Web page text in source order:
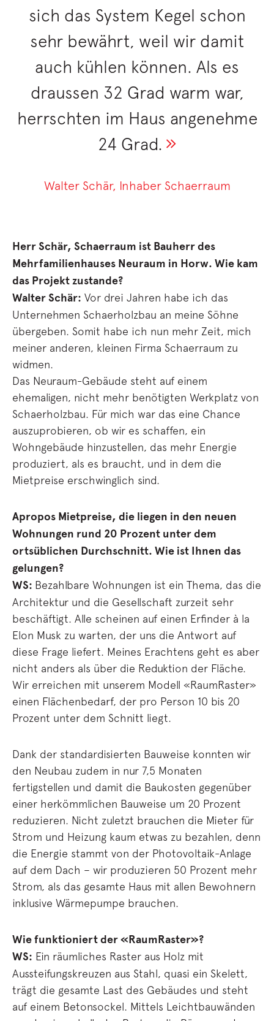
sich das System Kegel schon
sehr bewährt, weil wir damit
auch kühlen können. Als es
draussen 32 Grad warm war,
herrschten im Haus angenehme
24 Grad.
Walter Schär, Inhaber Schaerraum
Herr Schär, Schaerraum ist Bauherr des
Mehrfamilienhauses Neuraum in Horw. Wie kam
das Projekt zustande?
Walter Schär: Vor drei Jahren habe ich das
Unternehmen Schaerholzbau an meine Söhne
übergeben. Somit habe ich nun mehr Zeit, mich
meiner anderen, kleinen Firma Schaerraum zu
widmen.
Das Neuraum-Gebäude steht auf einem
ehemaligen, nicht mehr benötigten Werkplatz von
Schaerholzbau. Für mich war das eine Chance
auszuprobieren, ob wir es schaffen, ein
Wohngebäude hinzustellen, das mehr Energie
produziert, als es braucht, und in dem die
Mietpreise erschwinglich sind.
Apropos Mietpreise, die liegen in den neuen
Wohnungen rund 20 Prozent unter dem
ortsüblichen Durchschnitt. Wie ist Ihnen das
gelungen?
WS: Bezahlbare Wohnungen ist ein Thema, das die
Architektur und die Gesellschaft zurzeit sehr
beschäftigt. Alle scheinen auf einen Erfinder à la
Elon Musk zu warten, der uns die Antwort auf
diese Frage liefert. Meines Erachtens geht es aber
nicht anders als über die Reduktion der Fläche.
Wir erreichen mit unserem Modell «RaumRaster»
einen Flächenbedarf, der pro Person 10 bis 20
Prozent unter dem Schnitt liegt.
Dank der standardisierten Bauweise konnten wir
den Neubau zudem in nur 7,5 Monaten
fertigstellen und damit die Baukosten gegenüber
einer herkömmlichen Bauweise um 20 Prozent
reduzieren. Nicht zuletzt brauchen die Mieter für
Strom und Heizung kaum etwas zu bezahlen, denn
die Energie stammt von der Photovoltaik-Anlage
auf dem Dach – wir produzieren 50 Prozent mehr
Strom, als das gesamte Haus mit allen Bewohnern
inklusive Wärmepumpe brauchen.
Wie funktioniert der «RaumRaster»?
WS: Ein räumliches Raster aus Holz mit
Aussteifungskreuzen aus Stahl, quasi ein Skelett,
trägt die gesamte Last des Gebäudes und steht
auf einem Betonsockel. Mittels Leichtbauwänden